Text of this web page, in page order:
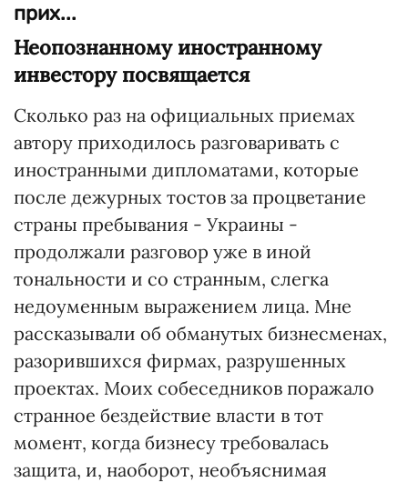
прих...
Неопознанному иностранному
инвестору посвящается
Сколько раз на официальных приемах
автору приходилось разговаривать с
иностранными дипломатами, которые
после дежурных тостов за процветание
страны пребывания - Украины -
продолжали разговор уже в иной
тональности и со странным, слегка
недоуменным выражением лица. Мне
рассказывали об обманутых бизнесменах,
разорившихся фирмах, разрушенных
проектах. Моих собеседников поражало
странное бездействие власти в тот
момент, когда бизнесу требовалась
защита, и, наоборот, необъяснимая